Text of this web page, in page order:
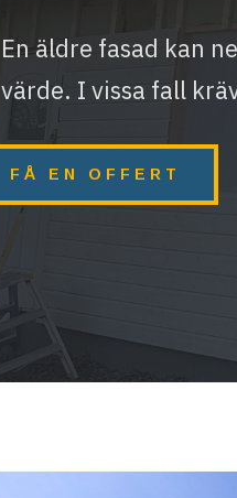
En äldre fasad kan
värde. I vissa fall
FÅ EN OFFERT